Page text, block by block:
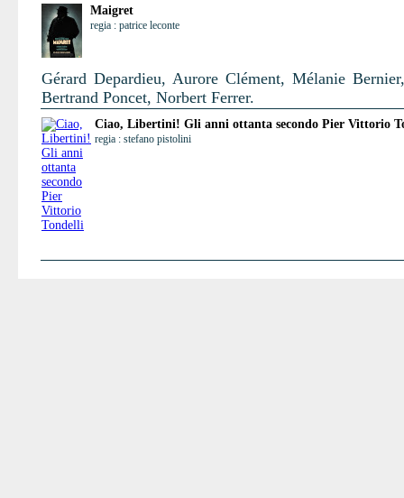
Maigret
regia : patrice leconte
Gérard Depardieu, Aurore Clément, Mélanie
Bertrand Poncet, Norbert Ferrer.
Ciao, Libertini! Gli anni ottanta secondo Pier Vittorio
regia : stefano pistolini